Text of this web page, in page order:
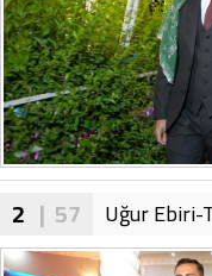
2 | 57 Uğur Ebiri-